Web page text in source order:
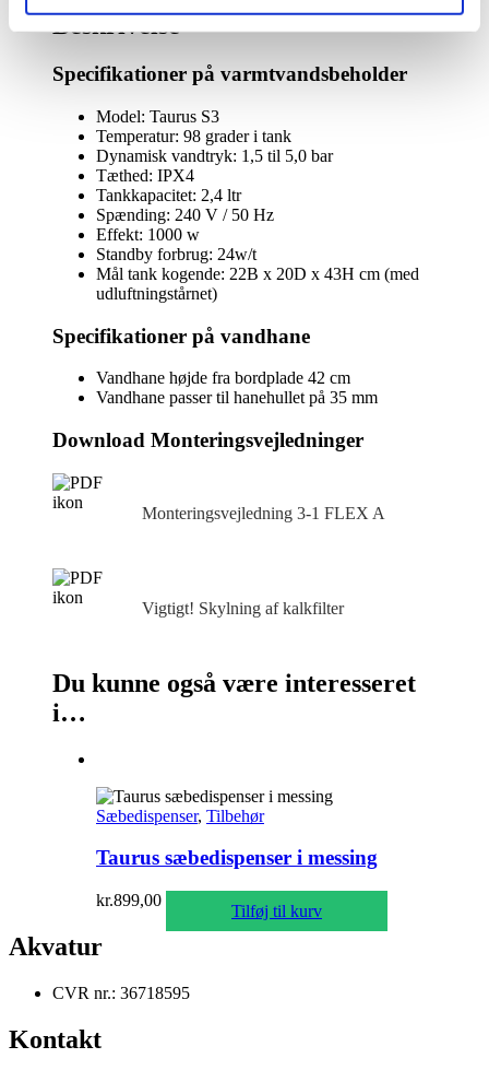
med
kogende
inkl.
kalkfilter
messing
med
rund
antal
Beskrivelse
Specifikationer på varmtvandsbeholder
Model: Taurus S3
Temperatur: 98 grader i tank
Dynamisk vandtryk: 1,5 til 5,0 bar
Tæthed: IPX4
Tankkapacitet: 2,4 ltr
Spænding: 240 V / 50 Hz
Effekt: 1000 w
Standby forbrug: 24w/t
Mål tank kogende: 22B x 20D x 43H cm (med
udluftningstårnet)
Specifikationer på vandhane
Vandhane højde fra bordplade 42 cm
Vandhane passer til hanehullet på 35 mm
Download Monteringsvejledninger
Monteringsvejledning 3‑1 FLEX A
Vigtigt! Skylning af kalkfilter
Du kunne også være interesseret
i…
Sæbedispenser, Tilbehør
Taurus sæbedispenser i messing
kr.899,00
Tilføj til kurv
Akvatur
CVR nr.: 36718595
Kontakt